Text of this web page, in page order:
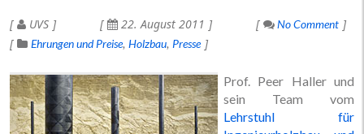
UVS 22. August 2011
No Comment
Ehrungen und Preise Holzbau Presse
Prof. Peer Haller und
sein Team vom
Lehrstuhl für